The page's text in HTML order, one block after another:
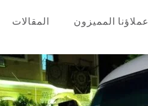
عملاؤنا المميزون
المقالات